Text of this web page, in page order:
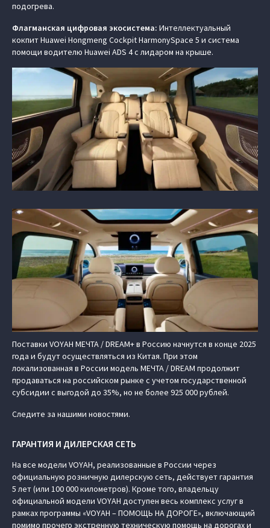
подогрева.
Флагманская цифровая экосистема: Интеллектуальный
кокпит Huawei Hongmeng Cockpit HarmonySpace 5 и система
помощи водителю Huawei ADS 4 с лидаром на крыше.
Поставки VOYAH МЕЧТА / DREAM+ в Россию начнутся в конце 2025
года и будут осуществляться из Китая. При этом
локализованная в России модель МЕЧТА / DREAM продолжит
продаваться на российском рынке с учетом государственной
субсидии с выгодой до 35%, но не более 925 000 рублей.
Следите за нашими новостями.
ГАРАНТИЯ И ДИЛЕРСКАЯ СЕТЬ
На все модели VOYAH, реализованные в России через
официальную розничную дилерскую сеть, действует гарантия
5 лет (или 100 000 километров). Кроме того, владельцу
официальной модели VOYAH доступен весь комплекс услуг в
рамках программы «VOYAH – ПОМОЩЬ НА ДОРОГЕ», включающий
помимо прочего экстренную техническую помощь на дорогах и